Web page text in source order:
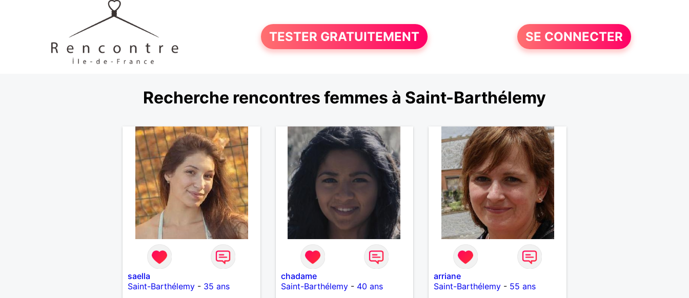
TESTER GRATUITEMENT SE CONNECTER
Recherche rencontres femmes à Saint-Barthélemy
saella
Saint-Barthélemy- 35 ans
chadame
Saint-Barthélemy- 40 ans
arriane
Saint-Barthélemy - 55 ans